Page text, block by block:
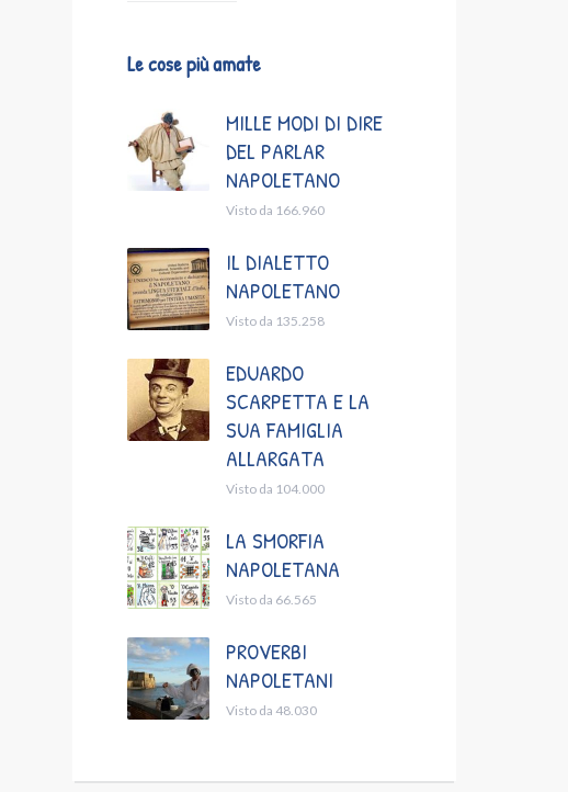
Le cose più amate
MILLE MODI DI DIRE
DEL PARLAR
NAPOLETANO
Visto da 166.960
IL DIALETTO
NAPOLETANO
Visto da 135.258
EDUARDO
SCARPETTA E LA
SUA FAMIGLIA
ALLARGATA
Visto da 104.000
LA SMORFIA
NAPOLETANA
Visto da 66.565
PROVERBI
NAPOLETANI
Visto da 48.030